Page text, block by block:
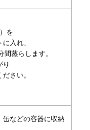
を
入れ、
蒸らします。
り
さい。
などの容器に収納